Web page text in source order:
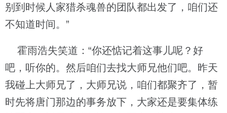
别到时候人家猎杀魂兽的团队都出发了，咱们还
不知道时间。”
霍雨浩失笑道：“你还惦记着这事儿呢？好
吧，听你的。然后咱们去找大师兄他们吧。昨天
我碰上大师兄了，大师兄说，咱们都聚齐了，暂
时先将唐门那边的事务放下，大家还是要集体练